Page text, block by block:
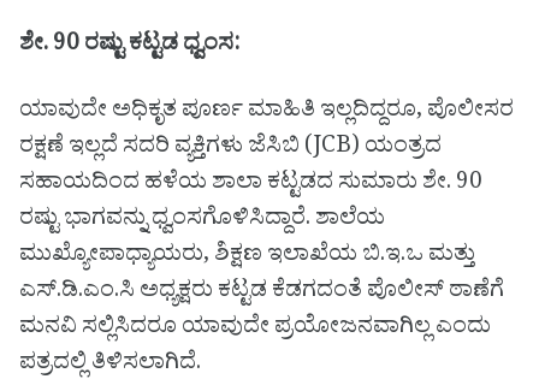
ಶೇ. 90 ರಷ್ಟು ಕಟ್ಟಡ ಧ್ವಂಸ:
ಯಾವುದೇ ಅಧಿಕೃತ ಪೂರ್ಣ ಮಾಹಿತಿ ಇಲ್ಲದಿದ್ದರೂ, ಪೊಲೀಸರ
ರಕ್ಷಣೆ ಇಲ್ಲದೆ ಸದರಿ ವ್ಯಕ್ತಿಗಳು ಜೆಸಿಬಿ (JCB) ಯಂತ್ರದ
ಸಹಾಯದಿಂದ ಹಳೆಯ ಶಾಲಾ ಕಟ್ಟಡದ ಸುಮಾರು ಶೇ. 90
ರಷ್ಟು ಭಾಗವನ್ನು ಧ್ವಂಸಗೊಳಿಸಿದ್ದಾರೆ. ಶಾಲೆಯ
ಮುಖ್ಯೋಪಾಧ್ಯಾಯರು, ಶಿಕ್ಷಣ ಇಲಾಖೆಯ ಬಿ.ಇ.ಒ ಮತ್ತು
ಎಸ್.ಡಿ.ಎಂ.ಸಿ ಅಧ್ಯಕ್ಷರು ಕಟ್ಟಡ ಕೆಡಗದಂತೆ ಪೊಲೀಸ್ ಠಾಣೆಗೆ
ಮನವಿ ಸಲ್ಲಿಸಿದರೂ ಯಾವುದೇ ಪ್ರಯೋಜನವಾಗಿಲ್ಲ ಎಂದು
ಪತ್ರದಲ್ಲಿ ತಿಳಿಸಲಾಗಿದೆ.